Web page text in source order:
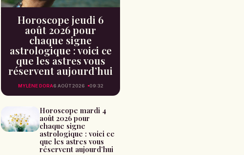
Horoscope jeudi 6
août 2026 pour
chaque signe
astrologique : voici ce
que les astres vous
réservent aujourd’hui
MYLÈNE DORA6 AOÛT 2026 09:32
Horoscope mardi 4
août 2026 pour
chaque signe
astrologique : voici ce
que les astres vous
réservent aujourd’hui